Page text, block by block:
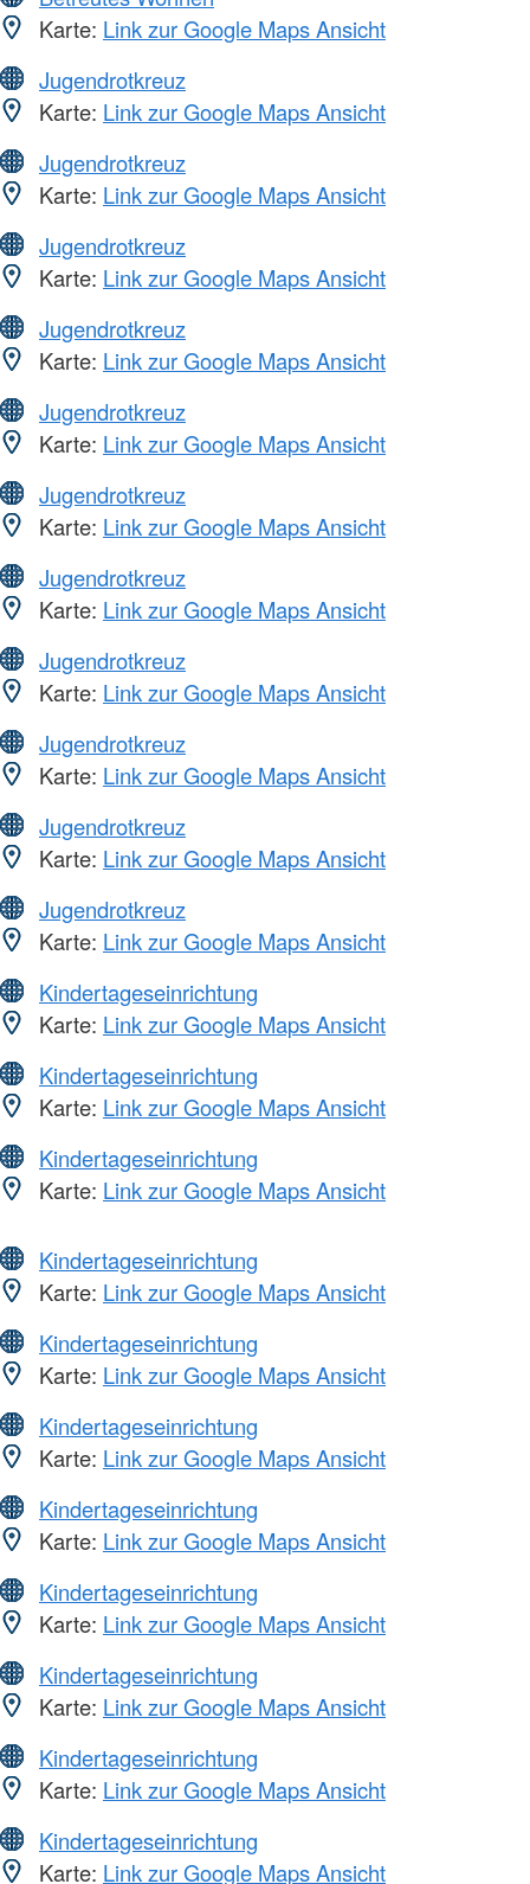
Karte: Link zur Google Maps Ansicht
Jugendrotkreuz
Karte: Link zur Google Maps Ansicht
Jugendrotkreuz
Karte: Link zur Google Maps Ansicht
Jugendrotkreuz
Karte: Link zur Google Maps Ansicht
Jugendrotkreuz
Karte: Link zur Google Maps Ansicht
Jugendrotkreuz
Karte: Link zur Google Maps Ansicht
Jugendrotkreuz
Karte: Link zur Google Maps Ansicht
Jugendrotkreuz
Karte: Link zur Google Maps Ansicht
Jugendrotkreuz
Karte: Link zur Google Maps Ansicht
Jugendrotkreuz
Karte: Link zur Google Maps Ansicht
Jugendrotkreuz
Karte: Link zur Google Maps Ansicht
Jugendrotkreuz
Karte: Link zur Google Maps Ansicht
Kindertageseinrichtung
Karte: Link zur Google Maps Ansicht
Kindertageseinrichtung
Karte: Link zur Google Maps Ansicht
Kindertageseinrichtung
Karte: Link zur Google Maps Ansicht
Kindertageseinrichtung
Karte: Link zur Google Maps Ansicht
Kindertageseinrichtung
Karte: Link zur Google Maps Ansicht
Kindertageseinrichtung
Karte: Link zur Google Maps Ansicht
Kindertageseinrichtung
Karte: Link zur Google Maps Ansicht
Kindertageseinrichtung
Karte: Link zur Google Maps Ansicht
Kindertageseinrichtung
Karte: Link zur Google Maps Ansicht
Kindertageseinrichtung
Karte: Link zur Google Maps Ansicht
Kindertageseinrichtung
Karte: Link zur Google Maps Ansicht